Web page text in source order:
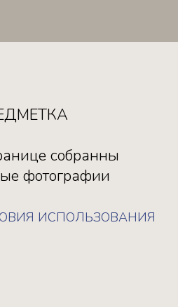
собранны
фотографии
ИСПОЛЬЗОВАНИЯ